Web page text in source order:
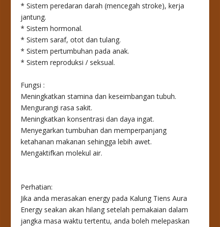
* Sistem peredaran darah (mencegah stroke), kerja
jantung.
* Sistem hormonal.
* Sistem saraf, otot dan tulang.
* Sistem pertumbuhan pada anak.
* Sistem reproduksi / seksual.
Fungsi :
Meningkatkan stamina dan keseimbangan tubuh.
Mengurangi rasa sakit.
Meningkatkan konsentrasi dan daya ingat.
Menyegarkan tumbuhan dan memperpanjang
ketahanan makanan sehingga lebih awet.
Mengaktifkan molekul air.
Perhatian:
Jika anda merasakan energy pada Kalung Tiens Aura
Energy seakan akan hilang setelah pemakaian dalam
jangka masa waktu tertentu, anda boleh melepaskan